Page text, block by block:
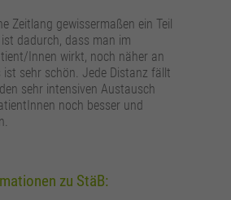
Zeitlang gewissermaßen ein Teil
dadurch, dass man im
Innen wirkt, noch näher an
ist sehr schön. Jede Distanz fällt
sehr intensiven Austausch
noch besser und
zu StäB: